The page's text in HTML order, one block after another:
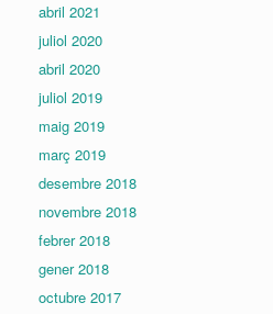
abril 2021
juliol 2020
abril 2020
juliol 2019
maig 2019
març 2019
desembre 2018
novembre 2018
febrer 2018
gener 2018
octubre 2017